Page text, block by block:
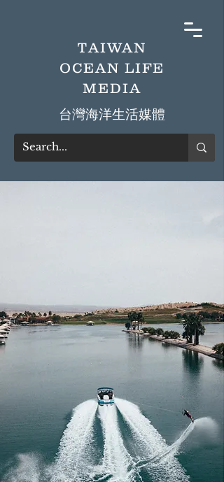
TAIWAN
OCEAN LIFE
MEDIA
​台灣海洋生活媒體